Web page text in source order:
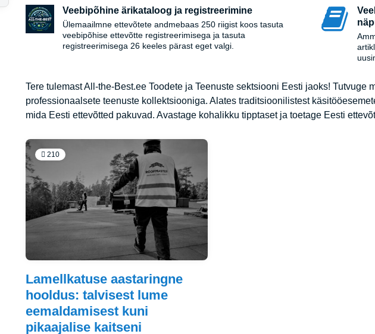
Veebipõhine ärikataloog ja registreerimine
Ülemaailmne ettevõtete andmebaas 250 riigist koos tasuta
veebipõhise ettevõtte registreerimisega ja tasuta
registreerimisega 26 keeles pärast eget valgi.
Tere tulemast All-the-Best.ee Toodete ja Teenuste sektsiooni Eesti jaoks!
professionaalsete teenuste kollektsiooniga. Alates traditsioonilistest
mida Eesti ettevõtted pakuvad. Avastage kohalikku tipptaset ja toetage Eesti
210
Lamellkatuse aastaringne
hooldus: talvisest lume
eemaldamisest kuni
pikaajalise kaitseni